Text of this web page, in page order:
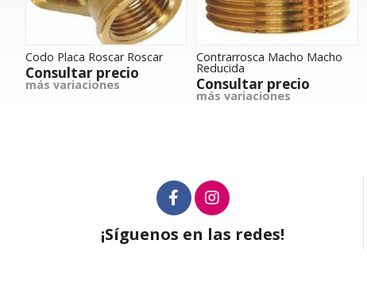
Codo Placa Roscar Roscar
Consultar precio
más variaciones
Contrarrosca Macho Macho
Reducida
Consultar precio
más variaciones
¡Síguenos en las redes!